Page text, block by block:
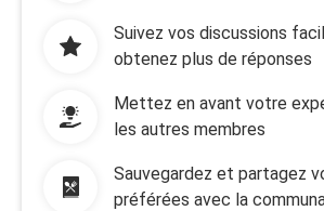
Suivez vos discussions
obtenez plus de réponses
Mettez en avant votre
les autres membres
Sauvegardez et partagez
préférées avec la